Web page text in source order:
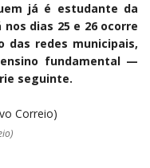
já é estudante da
dias 25 e 26 ocorre
das redes municipais,
fundamental —
seguinte.